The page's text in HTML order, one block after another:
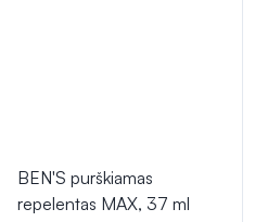
BEN'S purškiamas
repelentas MAX, 37 ml